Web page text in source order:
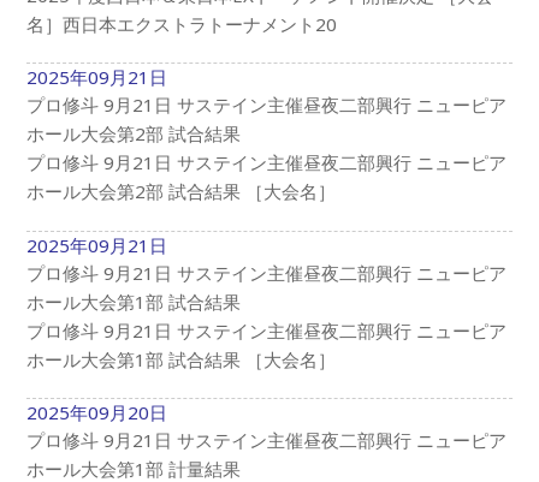
名］西日本エクストラトーナメント20
2025年09月21日
プロ修斗 9月21日 サステイン主催昼夜二部興行 ニューピア
ホール大会第2部 試合結果
プロ修斗 9月21日 サステイン主催昼夜二部興行 ニューピア
ホール大会第2部 試合結果 ［大会名］
2025年09月21日
プロ修斗 9月21日 サステイン主催昼夜二部興行 ニューピア
ホール大会第1部 試合結果
プロ修斗 9月21日 サステイン主催昼夜二部興行 ニューピア
ホール大会第1部 試合結果 ［大会名］
2025年09月20日
プロ修斗 9月21日 サステイン主催昼夜二部興行 ニューピア
ホール大会第1部 計量結果